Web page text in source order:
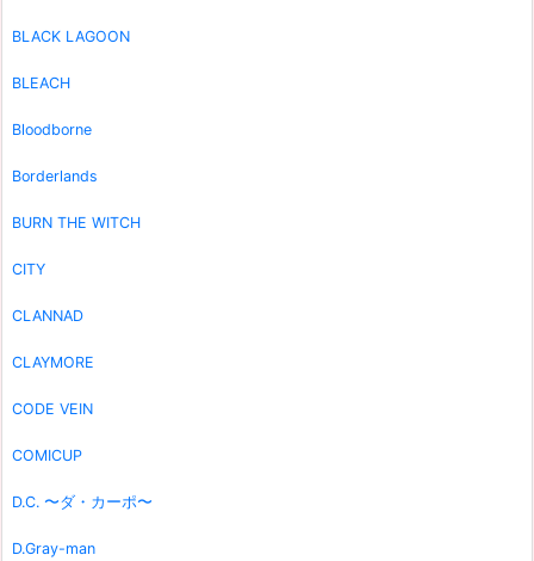
BLACK LAGOON
BLEACH
Bloodborne
Borderlands
BURN THE WITCH
CITY
CLANNAD
CLAYMORE
CODE VEIN
COMICUP
D.C. 〜ダ・カーポ〜
D.Gray-man